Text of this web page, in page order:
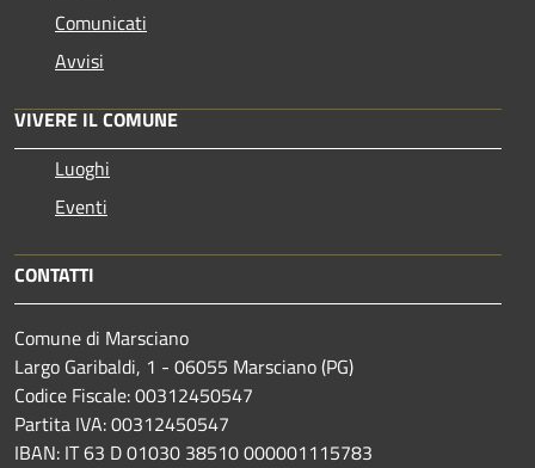
Comunicati
Avvisi
VIVERE IL COMUNE
Luoghi
Eventi
CONTATTI
Comune di Marsciano
Largo Garibaldi, 1 - 06055 Marsciano (PG)
Codice Fiscale: 00312450547
Partita IVA: 00312450547
IBAN: IT 63 D 01030 38510 000001115783